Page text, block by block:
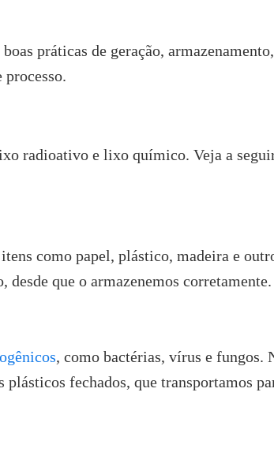
práticas de geração,
processo.
radioativo e lixo químico. Veja a
como papel, plástico, madeira e
que o armazenemos corretamente.
, como bactérias, vírus e fungos.
fechados, que transportamos